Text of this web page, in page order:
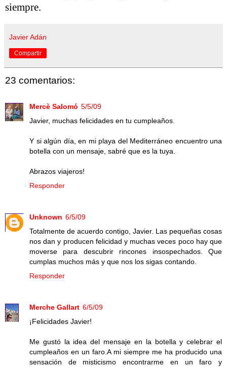
siempre.
Javier Adán
Compartir
23 comentarios:
Mercè Salomó 5/5/09
Javier, muchas felicidades en tu cumpleaños.
Y si algún día, en mi playa del Mediterráneo encuentro una
botella con un mensaje, sabré que es la tuya.
Abrazos viajeros!
Responder
Unknown 6/5/09
Totalmente de acuerdo contigo, Javier. Las pequeñas cosas
nos dan y producen felicidad y muchas veces poco hay que
moverse para descubrir rincones insospechados. Que
cumplas muchos más y que nos los sigas contando.
Responder
Merche Gallart 6/5/09
¡Felicidades Javier!
Me gustó la idea del mensaje en la botella y celebrar el
cumpleaños en un faro.A mi siempre me ha producido una
sensación de misticismo encontrarme en un faro y